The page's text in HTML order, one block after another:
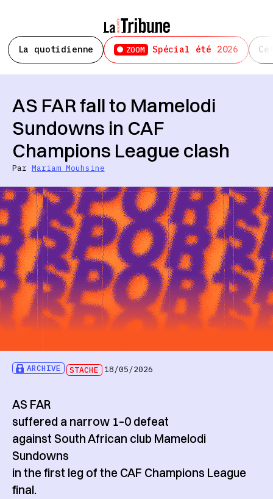
La quotidienne ZOOM Spécial été 2026
ARCHIVE STACHE 18/05/2026
AS FAR fall to Mamelodi
Sundowns in CAF
Champions League clash
Par Mariam Mouhsine
AS FAR
suffered a narrow 1–0 defeat
against South African club Mamelodi
Sundowns
in the first leg of the CAF Champions League
final.